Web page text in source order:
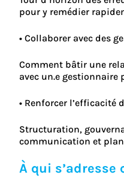
pour y remédier
• Collaborer avec des
Comment bâtir une
avec un.e gestionnaire
• Renforcer
Structuration,
communication et
À qui s’adresse